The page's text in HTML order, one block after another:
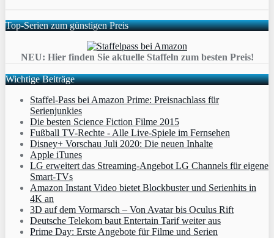
Top-Serien zum günstigen Preis
NEU: Hier finden Sie aktuelle Staffeln zum besten Preis!
Wichtige Beiträge
Staffel-Pass bei Amazon Prime: Preisnachlass für
Serienjunkies
Die besten Science Fiction Filme 2015
Fußball TV-Rechte - Alle Live-Spiele im Fernsehen
Disney+ Vorschau Juli 2020: Die neuen Inhalte
Apple iTunes
LG erweitert das Streaming-Angebot LG Channels für eigene
Smart-TVs
Amazon Instant Video bietet Blockbuster und Serienhits in
4K an
3D auf dem Vormarsch – Von Avatar bis Oculus Rift
Deutsche Telekom baut Entertain Tarif weiter aus
Prime Day: Erste Angebote für Filme und Serien